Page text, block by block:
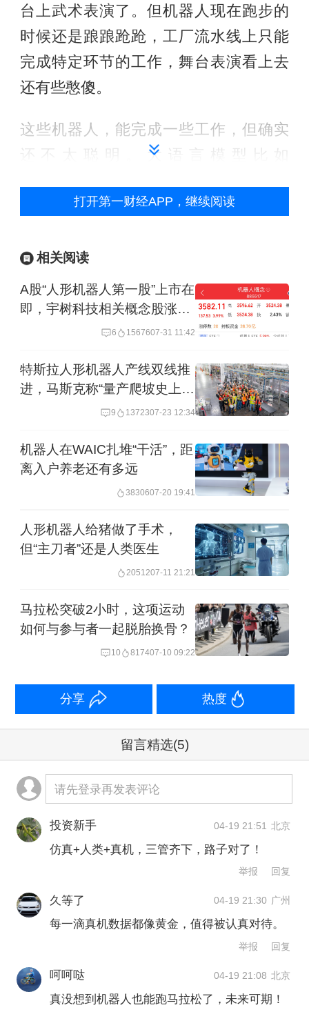
台上武术表演了。但机器人现在跑步的
时候还是踉踉跄跄，工厂流水线上只能
完成特定环节的工作，舞台表演看上去
还有些憨傻。
这些机器人，能完成一些工作，但确实
还不太聪明。大语言模型比如
能涌现，而机器人智能还在等待这一刻
动机器人奔向智能化时代的核心基石。
姚卯青认为，机器人的智能涌现时刻一
“人形机器人是一个比汽车更大更具想象
力的空间，我们正在这个时代的起点。
虽然万亿产业蓄势待发，但整个行业却
面临着很大的瓶颈和挑战——数据荒
漠。”姚卯青在17日的智元合作伙伴大会
上表示。
大语言模型的数据获取成本比较低，可
取。迪士尼的动画、电子版的苏东坡词
集，都可以成为大语言模型的高质量数
“目前最领先的大语言模型，比如GPT5
说，1个token近似于0.75个英语单词，
正常人如果每分钟诵读150个单词，需要
100亿个小时才能读完这些语料集。
机器人所需数据的获取难度高很多。高
质量的真机数据，需要机器人去真实世
界里摸爬滚打。比如机器人上手搬运行
李、清洁房屋，才能获取这些动作反馈
的数据。如果说大语言模型需要的是一
维的文本资料，机器人需要的就是三维
开放世界的知识，数量级、复杂度、获
打开第一财经APP，继续阅读
相关阅读
A股“人形机器人第一股”上市在
即，宇树科技相关概念股涨超
6 1567607-31 11:42
特斯拉人形机器人产线双线推
进，马斯克称“量产爬坡史上最
9 1372307-23 12:34
机器人在WAIC扎堆“干活”，距
离入户养老还有多远
3830607-20 19:41
人形机器人给猪做了手术，
但“主刀者”还是人类医生
2051207-11 21:21
马拉松突破2小时，这项运动
如何与参与者一起脱胎换骨？
10 817407-10 09:22
分享 热度
留言精选(5)
请先登录再发表评论
投资新手 04-19 21:51 北京
仿真+人类+真机，三管齐下，路子对了！
举报 回复
久等了 04-19 21:30 广州
每一滴真机数据都像黄金，值得被认真对待。
举报 回复
呵呵哒 04-19 21:08 北京
真没想到机器人也能跑马拉松了，未来可期！